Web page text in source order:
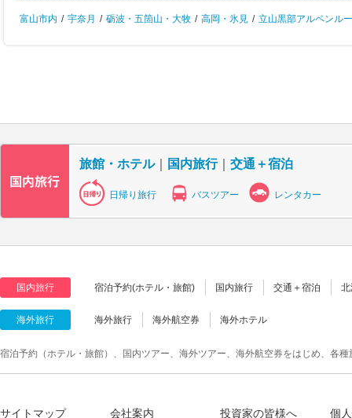
富山市内 / 宇奈月 / 砺波・五箇山・大牧 / 高岡・氷見 / 立山黒部アルペンル
旅館・ホテル｜ 国内旅行｜ 交通＋宿泊
日帰り旅行 バスツアー レンタカー
国内旅行 宿泊予約(ホテル・旅館) 国内旅行 交通＋宿泊
海外旅行 海外旅行 海外航空券 海外ホテル
宿泊予約（ホテル・旅館）、国内ツアー、海外ツアー、海外航空券をはじめ、各
サイトマップ 会社案内 投資家の皆様へ 個